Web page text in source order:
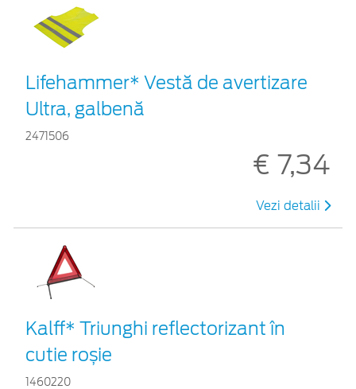
Lifehammer* Vestă de avertizare
Ultra, galbenă
2471506
€ 7,34
Vezi detalii
Kalff* Triunghi reflectorizant în
cutie roșie
1460220